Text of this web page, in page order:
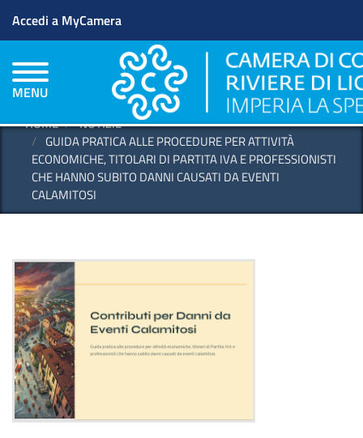
contenuto
principale
Menu profilo utente
Accedi a MyCamera
MENU
HOME
NOTIZIE
GUIDA PRATICA ALLE PROCEDURE PER ATTIVITÀ
ECONOMICHE, TITOLARI DI PARTITA IVA E PROFESSIONISTI
CHE HANNO SUBITO DANNI CAUSATI DA EVENTI
CALAMITOSI